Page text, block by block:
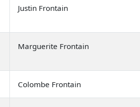
Justin Frontain
Marguerite Frontain
Colombe Frontain